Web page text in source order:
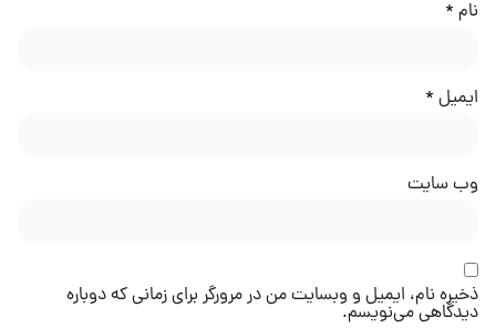
نام*
ایمیل*
وب‌ سایت
ذخیره نام، ایمیل و وبسایت من در مرورگر برای زمانی که دوباره
دیدگاهی می‌نویسم.